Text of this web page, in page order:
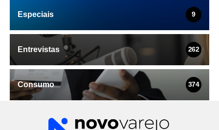
Especiais 9
Entrevistas 262
Consumo 374